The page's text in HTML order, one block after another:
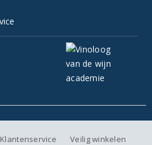
Klantenservice
Veilig winkelen